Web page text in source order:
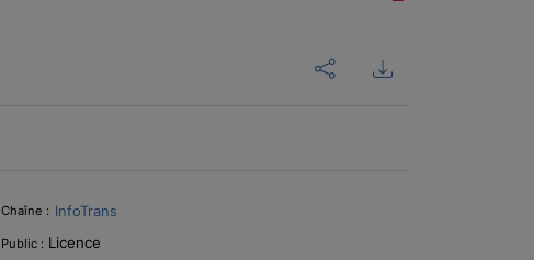
Chaîne : InfoTrans
Public : Licence